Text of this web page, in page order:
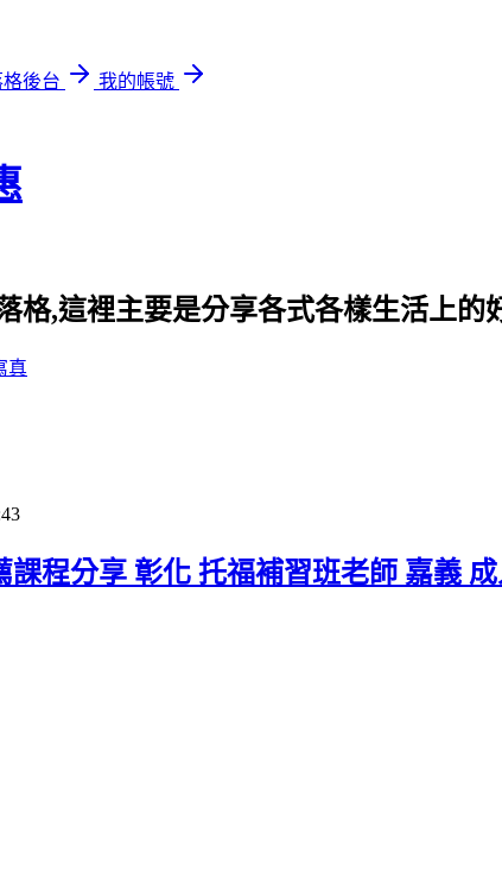
後台
我的帳號
格,這裡主要是分享各式各樣生活上的
真
課程分享 彰化 托福補習班老師 嘉義